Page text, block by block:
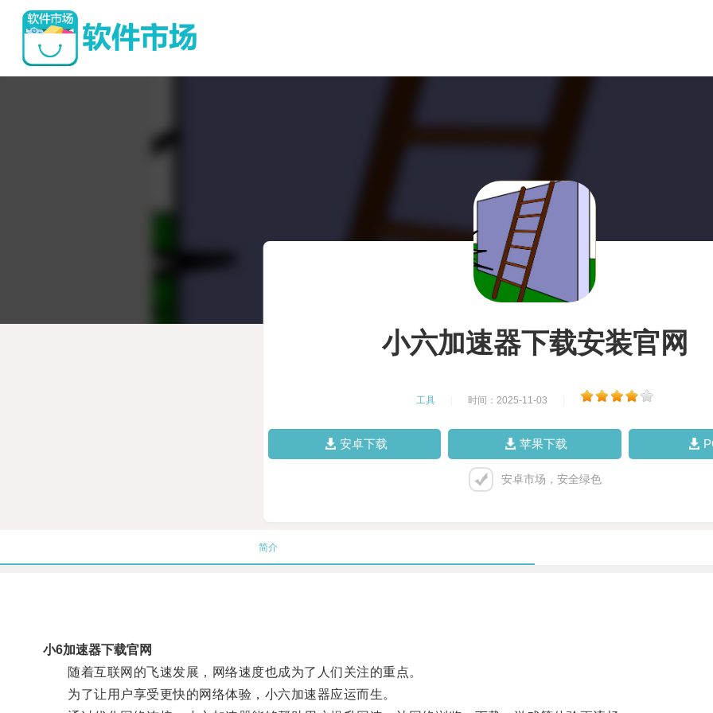
小六加速器下载安装官网
工具 时间：2025-11-03
安卓下载 苹果下载
安卓市场，安全绿色
简介
小6加速器下载官网
随着互联网的飞速发展，网络速度也成为了人们关注的重点。
为了让用户享受更快的网络体验，小六加速器应运而生。